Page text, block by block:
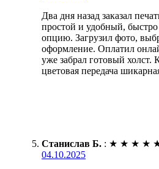
Два дня назад заказал
простой и удобный,
опцию. Загрузил фото,
оформление. Оплатил
уже забрал готовый холст.
цветовая передача
Станислав Б. : ★ ★ ★ ★
04.10.2025